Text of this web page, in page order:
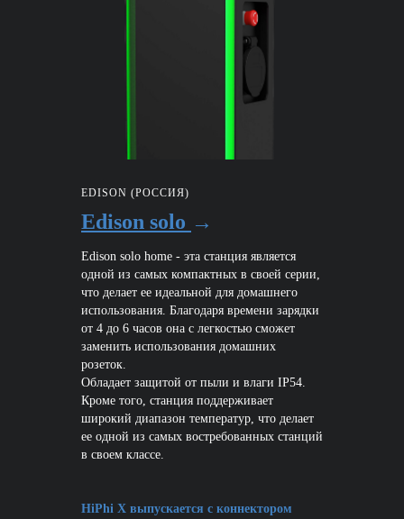
EDISON (РОССИЯ)
Edison solo →
Edison solo home - эта станция является
одной из самых компактных в своей серии,
что делает ее идеальной для домашнего
использования. Благодаря времени зарядки
от 4 до 6 часов она с легкостью сможет
заменить использования домашних
розеток.
Обладает защитой от пыли и влаги IP54.
Кроме того, станция поддерживает
широкий диапазон температур, что делает
ее одной из самых востребованных станций
в своем классе.
HiPhi X выпускается с коннектором